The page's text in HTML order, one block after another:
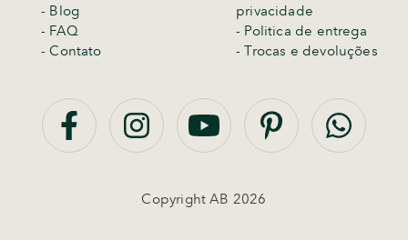
- Blog
- FAQ
- Contato
privacidade
- Politica de entrega
-Trocas e devoluções
Copyright AB 2026